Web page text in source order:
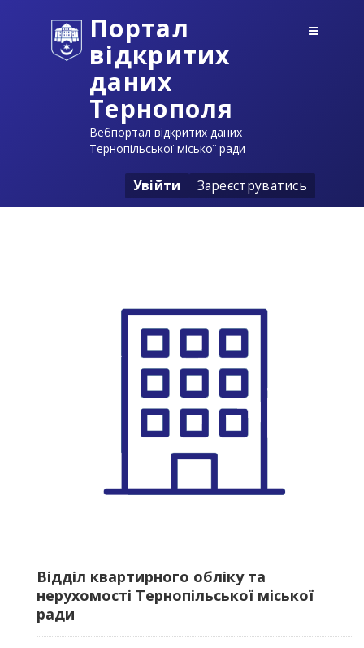
Портал
відкритих
даних
Тернополя
Вебпортал відкритих даних
Тернопільської міської ради
Увійти Зареєструватись
Відділ квартирного обліку та
нерухомості Тернопільської міської
ради